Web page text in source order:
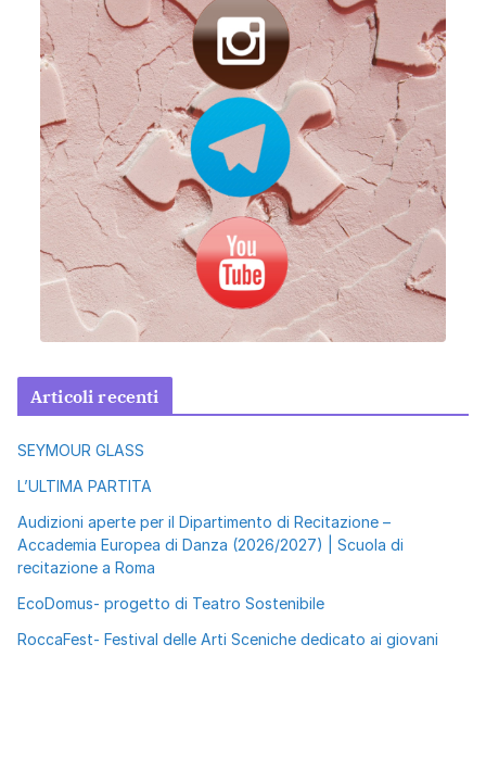
Articoli recenti
SEYMOUR GLASS
L’ULTIMA PARTITA
Audizioni aperte per il Dipartimento di Recitazione –
Accademia Europea di Danza (2026/2027) | Scuola di
recitazione a Roma
EcoDomus- progetto di Teatro Sostenibile
RoccaFest- Festival delle Arti Sceniche dedicato ai giovani